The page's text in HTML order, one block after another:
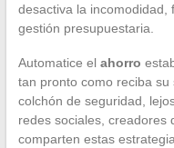
desactiva la incomodidad,
gestión presupuestaria.
Automatice el ahorro
tan pronto como reciba
colchón de seguridad,
redes sociales, creadores
comparten estas